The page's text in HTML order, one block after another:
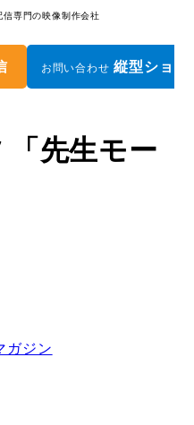
専門の映像制作会社
お問い合わせ 縦型ショ
「先生モー
ガジン